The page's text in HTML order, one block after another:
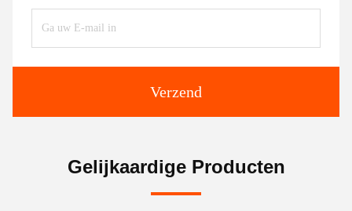
Verzend
Gelijkaardige Producten